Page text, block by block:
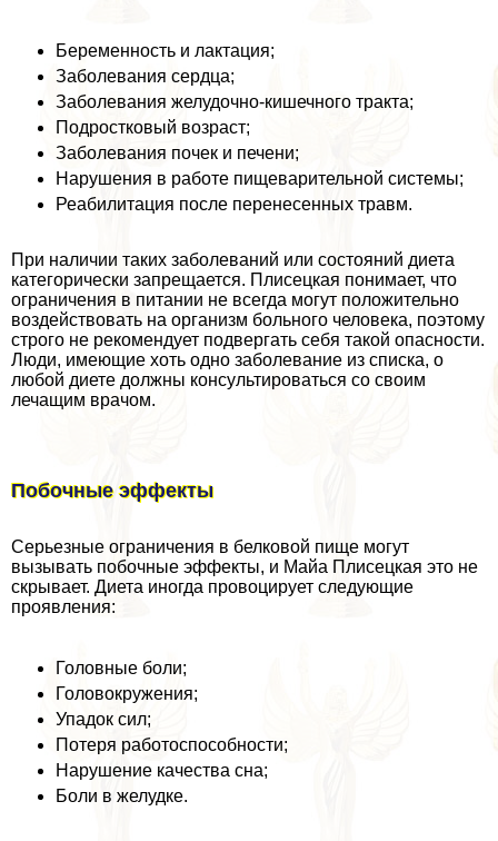
Беременность и лактация;
Заболевания сердца;
Заболевания желудочно-кишечного тpaкта;
Подростковый возраст;
Заболевания почек и печени;
Нарушения в работе пищеварительной системы;
Реабилитация после перенесенных травм.
При наличии таких заболеваний или состояний диета
категорически запрещается. Плисецкая понимает, что
ограничения в питании не всегда могут положительно
воздействовать на организм больного человека, поэтому
строго не рекомендует подвергать себя такой опасности.
Люди, имеющие хоть одно заболевание из списка, о
любой диете должны консультироваться со своим
лечащим врачом.
Побочные эффекты
Серьезные ограничения в белковой пище могут
вызывать побочные эффекты, и Майа Плисецкая это не
скрывает. Диета иногда провоцирует следующие
проявления:
Головные боли;
Головокружения;
Упадок сил;
Потеря работоспособности;
Нарушение качества сна;
Боли в желудке.